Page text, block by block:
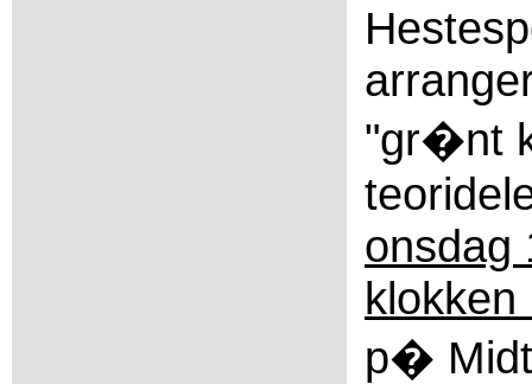
"gr�nt
onsdag
klokken
p�